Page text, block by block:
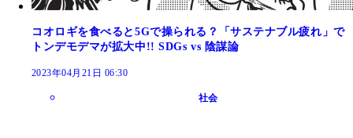
コオロギを食べると5Gで操られる？「サステナブル疲れ」で
トンデモデマが拡大中!! SDGs vs 陰謀論
2023年04月21日 06:30
社会